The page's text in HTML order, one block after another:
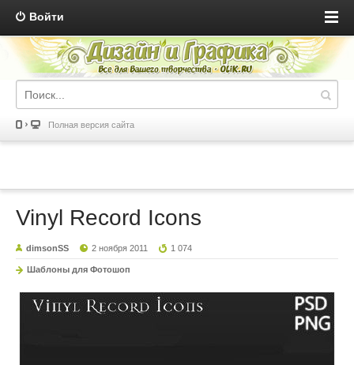
Войти
Полная версия сайта
Vinyl Record Icons
dimsonSS 2 ноября 2011 1 074
Шаблоны для Фотошоп